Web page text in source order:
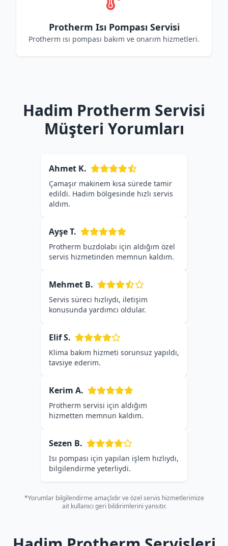
Protherm Isı Pompası Servisi
Protherm ısı pompası bakım ve onarım hizmetleri.
Hadim Protherm Servisi
Müşteri Yorumları
Ahmet K.
Çamaşır makinem kısa sürede tamir
edildi. Hadim bölgesinde hızlı servis
aldım.
Ayşe T.
Protherm buzdolabı için aldığım özel
servis hizmetinden memnun kaldım.
Mehmet B.
Servis süreci hızlıydı, iletişim
konusunda yardımcı oldular.
Elif S.
Klima bakım hizmeti sorunsuz yapıldı,
tavsiye ederim.
Kerim A.
Protherm servisi için aldığım
hizmetten memnun kaldım.
Sezen B.
Isı pompası için yapılan işlem hızlıydı,
bilgilendirme yeterliydi.
*Yorumlar bilgilendirme amaçlıdır ve özel servis hizmetlerimize
ait kullanıcı geri bildirimlerini yansıtır.